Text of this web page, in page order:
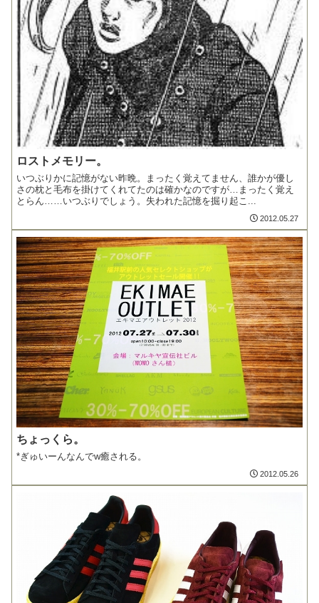
ロストメモリー。
いつぶりかに記憶がない昨晩。まったく覚えてません、誰かが優し
さの枕と毛布を掛けてくれてたのは確かなのですが…まったく覚え
とらん……いつぶりでしょう。失われた記憶を掘り起こ...
2012.05.27
ちょっくら。
*ぎゅいーんなんでw癒される。
2012.05.26